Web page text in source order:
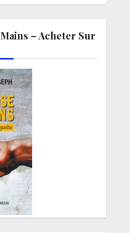
– Acheter Sur